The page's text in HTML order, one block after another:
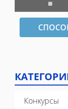
Конкурсы